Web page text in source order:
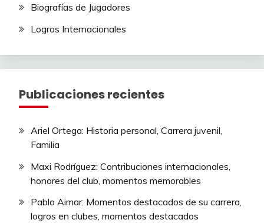
Biografías de Jugadores
Logros Internacionales
Publicaciones recientes
Ariel Ortega: Historia personal, Carrera juvenil,
Familia
Maxi Rodríguez: Contribuciones internacionales,
honores del club, momentos memorables
Pablo Aimar: Momentos destacados de su carrera,
logros en clubes, momentos destacados